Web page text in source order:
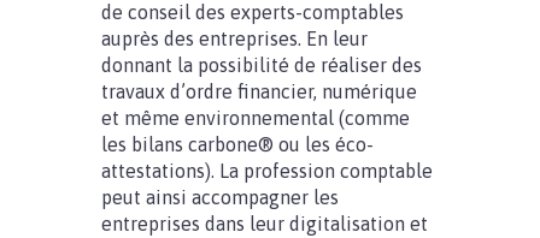
de conseil des experts-comptables
auprès des entreprises. En leur
donnant la possibilité de réaliser des
travaux d’ordre financier, numérique
et même environnemental (comme
les bilans carbone® ou les éco-
attestations). La profession comptable
peut ainsi accompagner les
entreprises dans leur digitalisation et